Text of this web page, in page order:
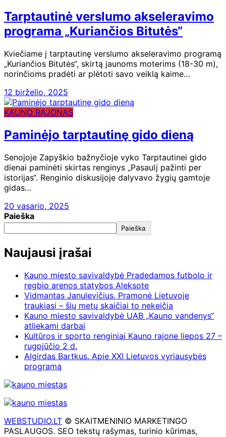
Tarptautinė verslumo akseleravimo
programa „Kuriančios Bitutės“
Kviečiame į tarptautinę verslumo akseleravimo programą
„Kuriančios Bitutės“, skirtą jaunoms moterims (18-30 m),
norinčioms pradėti ar plėtoti savo veiklą kaime…
12 birželio, 2025
KAUNO RAJONAS
Paminėjo tarptautinę gido dieną
Senojoje Zapyškio bažnyčioje vyko Tarptautinei gido
dienai paminėti skirtas renginys „Pasaulį pažinti per
istorijas“. Renginio diskusijoje dalyvavo žygių gamtoje
gidas…
20 vasario, 2025
Paieška
Paieška
Naujausi įrašai
Kauno miesto savivaldybė Pradedamos futbolo ir
regbio arenos statybos Aleksote
Vidmantas Janulevičius. Pramonė Lietuvoje
traukiasi – šių metų skaičiai to nekeičia
Kauno miesto savivaldybė UAB „Kauno vandenys“
atliekami darbai
Kultūros ir sporto renginiai Kauno rajone liepos 27 –
rugpjūčio 2 d.
Algirdas Bartkus. Apie XXI Lietuvos vyriausybės
programą
WEBSTUDIO.LT © SKAITMENINIO MARKETINGO
PASLAUGOS. SEO tekstų rašymas, turinio kūrimas,